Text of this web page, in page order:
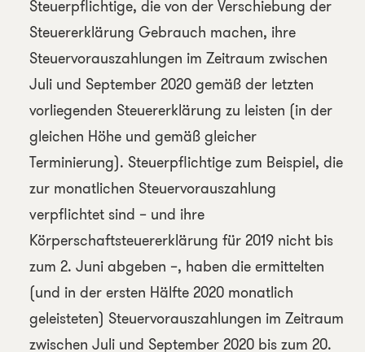
Steuerpflichtige, die von der Verschiebung der
Steuererklärung Gebrauch machen, ihre
Steuervorauszahlungen im Zeitraum zwischen
Juli und September 2020 gemäß der letzten
vorliegenden Steuererklärung zu leisten (in der
gleichen Höhe und gemäß gleicher
Terminierung). Steuerpflichtige zum Beispiel, die
zur monatlichen Steuervorauszahlung
verpflichtet sind – und ihre
Körperschaftsteuererklärung für 2019 nicht bis
zum 2. Juni abgeben –, haben die ermittelten
(und in der ersten Hälfte 2020 monatlich
geleisteten) Steuervorauszahlungen im Zeitraum
zwischen Juli und September 2020 bis zum 20.